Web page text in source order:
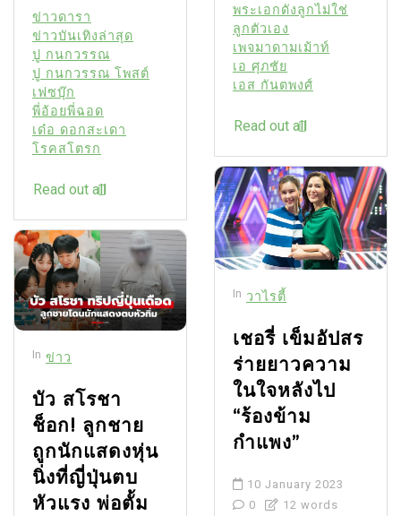
ข่าวดารา
ข่าวบันเทิงล่าสุด
ปู กนกวรรณ
ปู กนกวรรณ โพสต์
เฟซบุ๊ก
พี่อ้อยพี่ฉอด
เด๋อ ดอกสะเดา
โรคสโตรก
Read out all
In ข่าว
บัว สโรชา
ช็อก! ลูกชาย
ถูกนักแสดงหุ่น
นิ่งที่ญี่ปุ่นตบ
หัวแรง พ่อตั้ม
พระเอกดังลูกไม่ใช่
ลูกตัวเอง
เพจมาดามเม้าท์
เอ ศุภชัย
เอส กันตพงศ์
Read out all
In วาไรตี้
เชอรี่ เข็มอัปสร
ร่ายยาวความ
ในใจหลังไป
“ร้องข้าม
กำแพง”
10 January 2023
0
12 words